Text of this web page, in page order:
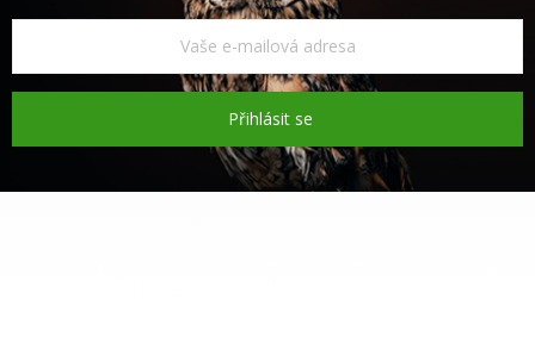
Přihlásit se